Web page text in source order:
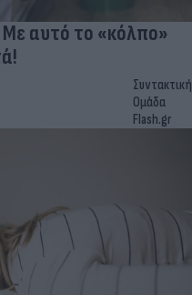
αυτό το «κόλπο»
Συντακτική
Ομάδα
Flash.gr